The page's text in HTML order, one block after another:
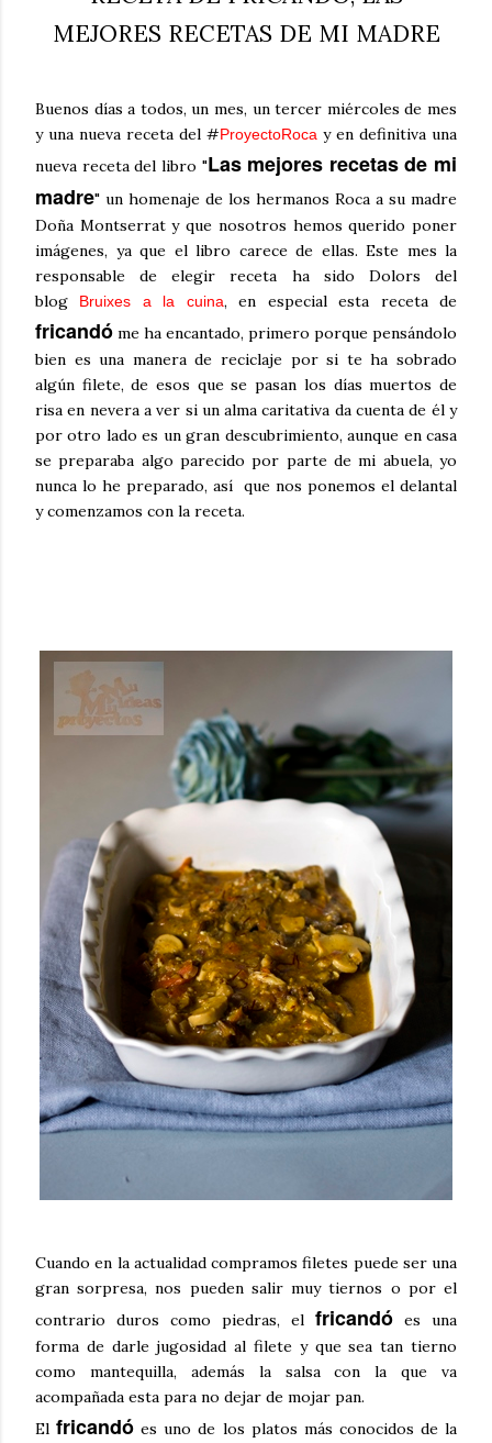
MEJORES RECETAS DE MI MADRE
Buenos días a todos, un mes, un tercer miércoles de mes
y una nueva receta del #ProyectoRoca y en definitiva una
nueva receta del libro "Las mejores recetas de mi
madre" un homenaje de los hermanos Roca a su madre
Doña Montserrat y que nosotros hemos querido poner
imágenes, ya que el libro carece de ellas. Este mes la
responsable de elegir receta ha sido Dolors del
blog Bruixes a la cuina, en especial esta receta de
fricandó me ha encantado, primero porque pensándolo
bien es una manera de reciclaje por si te ha sobrado
algún filete, de esos que se pasan los días muertos de
risa en nevera a ver si un alma caritativa da cuenta de él y
por otro lado es un gran descubrimiento, aunque en casa
se preparaba algo parecido por parte de mi abuela, yo
nunca lo he preparado, así que nos ponemos el delantal
y comenzamos con la receta.
Cuando en la actualidad compramos filetes puede ser una
gran sorpresa, nos pueden salir muy tiernos o por el
contrario duros como piedras, el fricandó es una
forma de darle jugosidad al filete y que sea tan tierno
como mantequilla, además la salsa con la que va
acompañada esta para no dejar de mojar pan.
Elfricandó es uno de los platos más conocidos de la